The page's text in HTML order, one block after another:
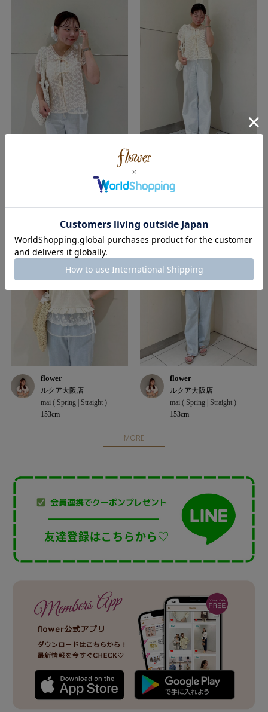
mai ( Spring | Straight )
153cm
flower
ルクア大阪店
mai ( Spring | Straight )
153cm
flower
ルクア大阪店
mai ( Spring | Straight )
153cm
MORE